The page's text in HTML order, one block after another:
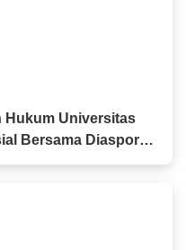
Hukum Universitas
Bersama Diaspora